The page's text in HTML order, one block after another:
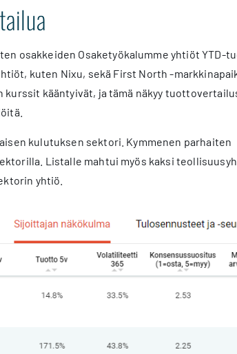
osakkeiden Osaketyökalumme yhtiöt YTD-
kuten Nixu, sekä First North -
kääntyivät, ja tämä näkyy
kulutuksen sektori. Kymmenen parhaiten
Listalle mahtui myös kaksi
yhtiö.